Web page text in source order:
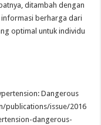
ditambah dengan
informasi berharga dari
optimal untuk individu
Dangerous
publications/issue/2016
dangerous-